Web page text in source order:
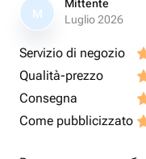
M
Mittente
Luglio 2026
Servizio di negozio
Qualità-prezzo
Consegna
Come pubblicizzato